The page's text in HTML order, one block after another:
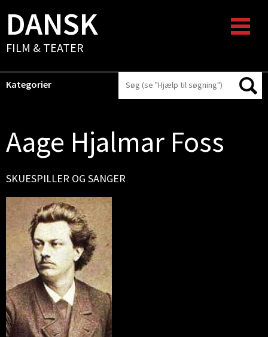
DANSK
FILM & TEATER
Kategorier
Aage Hjalmar Foss
SKUESPILLER OG SANGER